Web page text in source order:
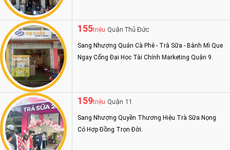
155triệu Quận Thủ Đức
Sang Nhượng Quán Cà Phê - Trà Sữa - Bành Mì Que
Ngay Cổng Đại Học Tài Chính Marketing Quận 9.
159triệu Quận 11
Sang Nhượng Quyền Thương Hiệu Trà Sữa Nọng
Có Hợp Đồng Trọn Đời.